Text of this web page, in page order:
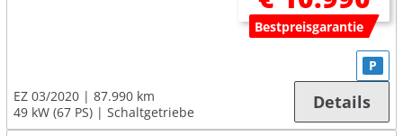
Bestpreisgarantie
EZ 03/2020
87.990 km
49 kW (67 PS)
Schaltgetriebe
P
Details